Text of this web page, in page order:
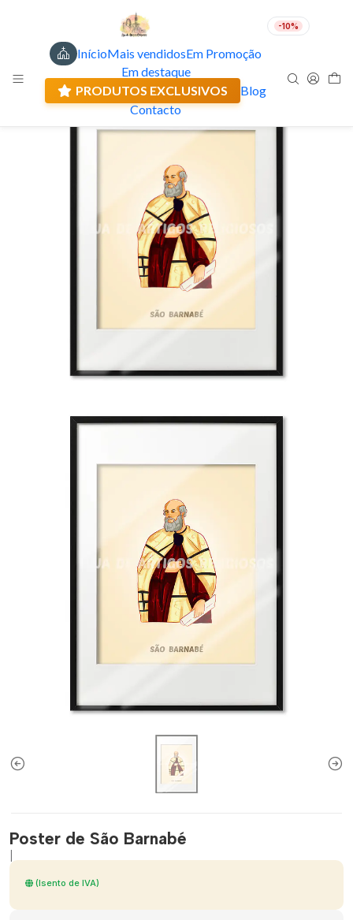
-10%
InícioMais vendidosEm Promoção
Em destaque
PRODUTOS EXCLUSIVOS
Blog
Contacto
EUR
🇵🇹 FABRICADO EM PORTUGAL
Poster de São Barnabé
(Isento de IVA)